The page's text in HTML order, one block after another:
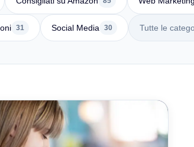
31 Social Media 30 Tutte le